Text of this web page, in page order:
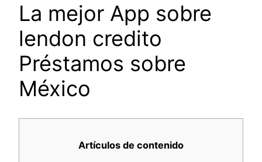
La mejor App sobre
lendon credito
Préstamos sobre
México
Artículos de contenido